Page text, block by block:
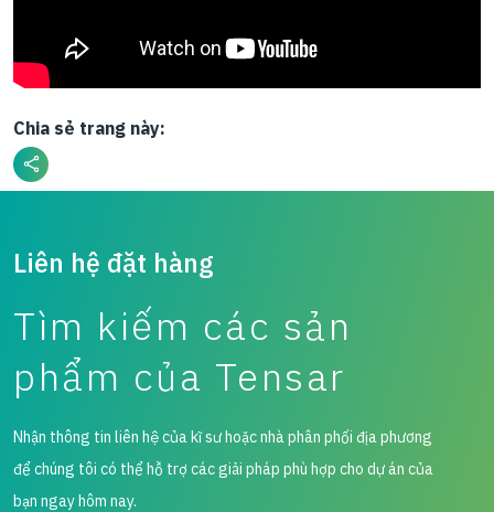
Chia sẻ trang này:
Liên hệ đặt hàng
Tìm kiếm các sản
phẩm của Tensar
Nhận thông tin liên hệ của kĩ sư hoặc nhà phân phối địa phương
để chúng tôi có thể hỗ trợ các giải pháp phù hợp cho dự án của
bạn ngay hôm nay.